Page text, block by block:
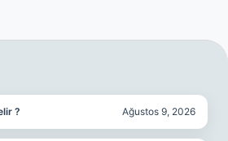
? Ağustos 9, 2026